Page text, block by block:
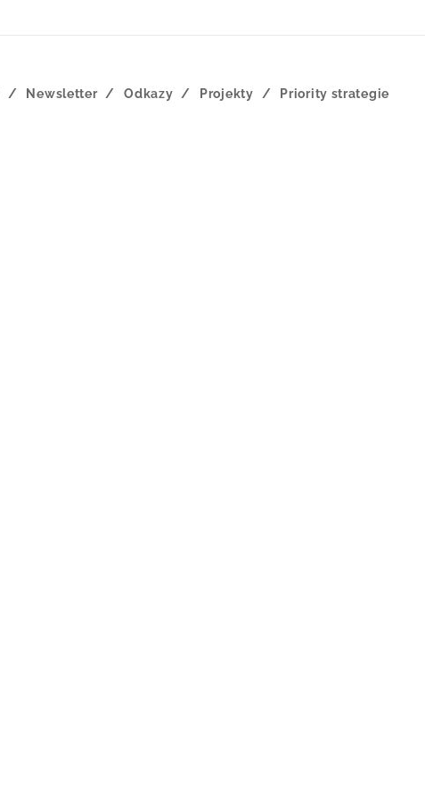
Newsletter Odkazy Projekty Priority strategie